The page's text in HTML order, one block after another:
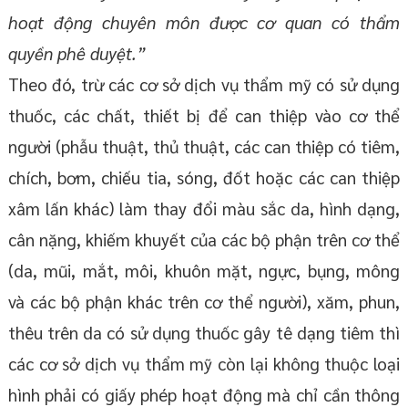
hoạt động chuyên môn được cơ quan có thẩm
quyền phê duyệt.”
Theo đó, trừ các cơ sở dịch vụ thẩm mỹ có sử dụng
thuốc, các chất, thiết bị để can thiệp vào cơ thể
người (phẫu thuật, thủ thuật, các can thiệp có tiêm,
chích, bơm, chiếu tia, sóng, đốt hoặc các can thiệp
xâm lấn khác) làm thay đổi màu sắc da, hình dạng,
cân nặng, khiếm khuyết của các bộ phận trên cơ thể
(da, mũi, mắt, môi, khuôn mặt, ngực, bụng, mông
và các bộ phận khác trên cơ thể người), xăm, phun,
thêu trên da có sử dụng thuốc gây tê dạng tiêm thì
các cơ sở dịch vụ thẩm mỹ còn lại không thuộc loại
hình phải có giấy phép hoạt động mà chỉ cần thông